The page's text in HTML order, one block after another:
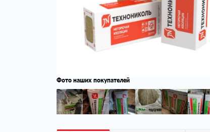
Фото наших покупателей